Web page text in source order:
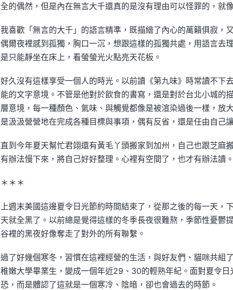
全的偶然，但是內在無言大千還真的是沒有理由可以怪罪的，就
我喜歡「無言的大千」的語言精準，既描繪了內心的萬籟俱寂，
偶爾夜裡感到孤獨，胸口一沉，想跟這樣的孤獨共處，用語言去
是只能靜坐在床上，看螢螢光火點亮天花板。
好久沒有這樣享受一個人的時光。以前讀 《第九味》時常讀不下
能的文字意境。不管是他對於飲食的書寫，還是對於台北小城的
層意境，每一種顏色、氣味、與觸覺都像是被渲染過後一樣，放
是汲汲營營地在完成各種目標與事項，偶有反省，還是任由自己
直到今年夏天幫忙君翊還有黃毛丫頭搬家到加州，自己也跟芝麻
有辦法慢下來，將自己好好整理。心裡有空間了，也才有辦法讀。
＊＊＊
上週末美國這邊夏令日光節約時間結束了，從那之後的每一天，
天就全黑了。以前總是覺得這樣的冬季長夜很難熬，季節性憂鬱
谷裡的黑夜好像奪走了對外的所有聯繫。
過了好幾個寒冬，習慣在這裡經營的生活，與好友們、貓咪共組
稚嫩大學畢業生，變成一個年近29、30的輕熟年紀。面對夏令
恐，而是體認了這就是一個寒冷、陰暗，卻也會過去的時節。